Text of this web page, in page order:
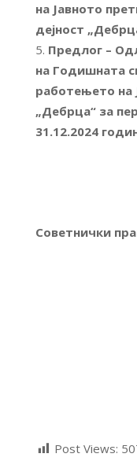
на Јавното
дејност
Предлог –
на Годишната
работењето на
„Дебрца“ за
31.12.2024
Советнички
Post Views: